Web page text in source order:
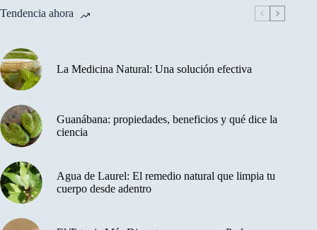
Tendencia ahora
La Medicina Natural: Una solución efectiva
Guanábana: propiedades, beneficios y qué dice la
ciencia
Agua de Laurel: El remedio natural que limpia tu
cuerpo desde adentro